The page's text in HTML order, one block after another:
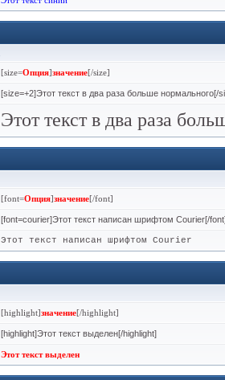
[size=Опция]значение[/size]
[size=+2]Этот текст в два раза больше нормального[/
Этот текст в два раза
[font=Опция]значение[/font]
[font=courier]Этот текст написан шрифтом Courier[/
Этот текст написан шрифтом Courier
[highlight]значение[/highlight]
[highlight]Этот текст выделен[/highlight]
Этот текст выделен